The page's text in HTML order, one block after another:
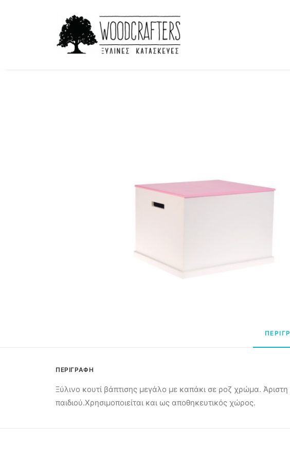
ΠΕΡΙΓΡΑΦΗ
Ξύλινο κουτί βάπτισης μεγάλο με καπάκι σε ροζ χρώμα.
παιδιού.Χρησιμοποιείται και ως αποθηκευτικός χώρος.